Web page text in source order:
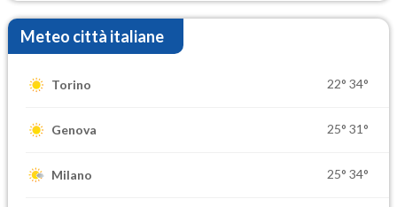
Meteo città italiane
Torino 22° 34°
Genova 25° 31°
Milano 25° 34°